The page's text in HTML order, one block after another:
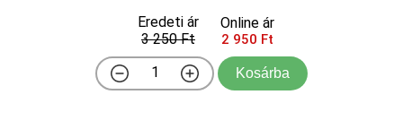
Eredeti ár
3 250 Ft
Online ár
2 950 Ft
Kosárba